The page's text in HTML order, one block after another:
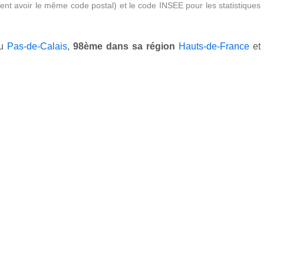
avoir le même code postal) et le code INSEE pour les statistiques
Pas-de-Calais,98ème dans sa région Hauts-de-France et